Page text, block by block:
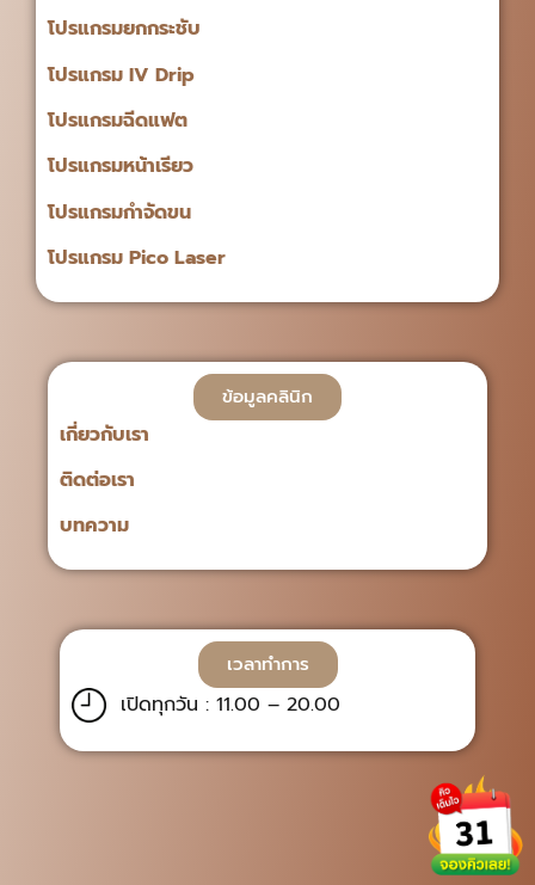
โปรแกรมยกกระชับ
โปรแกรม IV Drip
โปรแกรมฉีดแฟต
โปรแกรมหน้าเรียว
โปรแกรมกำจัดขน
โปรแกรม Pico Laser
ข้อมูลคลินิก
เกี่ยวกับเรา
ติดต่อเรา
บทความ
เวลาทำการ
เปิดทุกวัน : 11.00 – 20.00